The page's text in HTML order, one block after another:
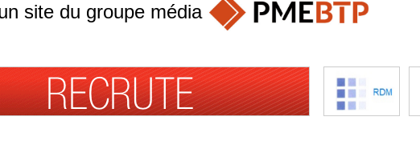
site du groupe média